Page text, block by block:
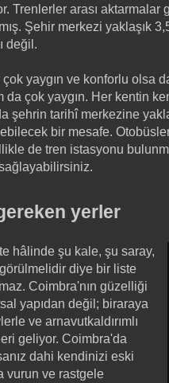
Trenlerler arası aktarmalar
Şehir merkezi yaklaşık
değil.
yaygın ve konforlu olsa
da çok yaygın. Her kentin
şehrin tarihî merkezine
bir mesafe.
de tren istasyonu
yerler
hâlinde şu kale, şu saray,
diye bir liste
Coimbra'nın güzelliği
yapıdan değil; biraraya
ve arnavutkaldırımlı
geliyor. Coimbra'da
dahi kendinizi eski
vurun ve rastgele